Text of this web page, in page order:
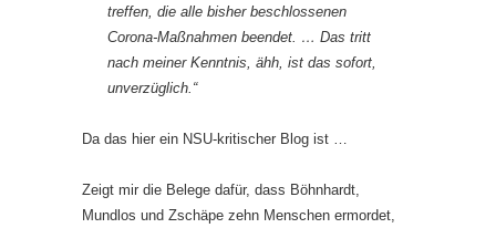
treffen, die alle bisher beschlossenen
Corona-Maßnahmen beendet. … Das tritt
nach meiner Kenntnis, ähh, ist das sofort,
unverzüglich.“
Da das hier ein NSU-kritischer Blog ist …
Zeigt mir die Belege dafür, dass Böhnhardt,
Mundlos und Zschäpe zehn Menschen ermordet,